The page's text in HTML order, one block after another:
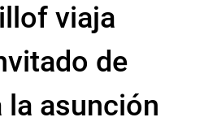
viaja
de
la asunción